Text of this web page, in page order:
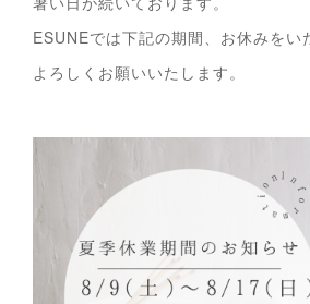
ESUNEでは下記の期間、お休みをい
よろしくお願いいたします。